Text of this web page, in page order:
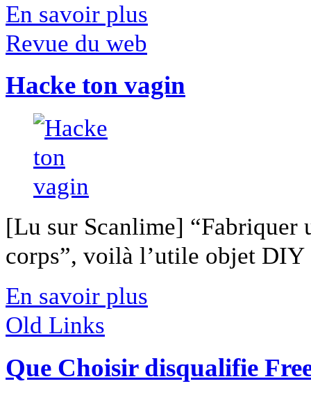
En savoir plus
Revue du web
Hacke ton vagin
[Lu sur Scanlime] “Fabriquer
corps”, voilà l’utile objet
En savoir plus
Old Links
Que Choisir disqualifie